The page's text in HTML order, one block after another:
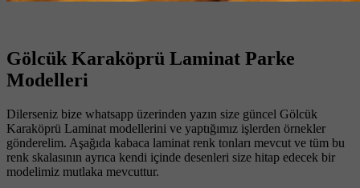
Gölcük Karaköprü Laminat Parke
Modelleri
Dilerseniz bize whatsapp üzerinden yazın size güncel Gölcük
Karaköprü Laminat modellerini ve yaptığımız işlerden örnekler
gönderelim. Aşağıda kabaca laminat renk tonları mevcut ve tüm bu
renk skalasının ayrıca kendi içinde desenleri size hitap edecek bir
modelimiz mutlaka mevcuttur.